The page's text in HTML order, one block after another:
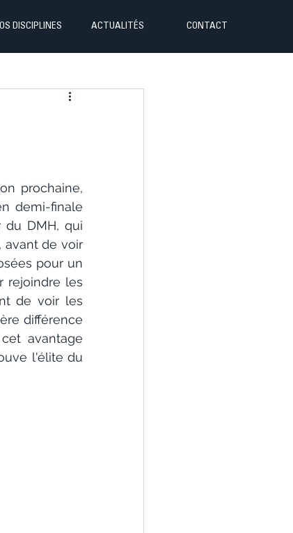
DISCIPLINES ACTUALITÉS CONTACT
prochaine,
demi-finale
du DMH, qui
avant de voir
pour un
rejoindre les
de voir les
différence
avantage
l'élite du